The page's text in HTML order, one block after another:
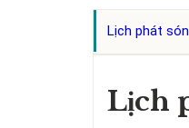
Lịch phát
Lịch